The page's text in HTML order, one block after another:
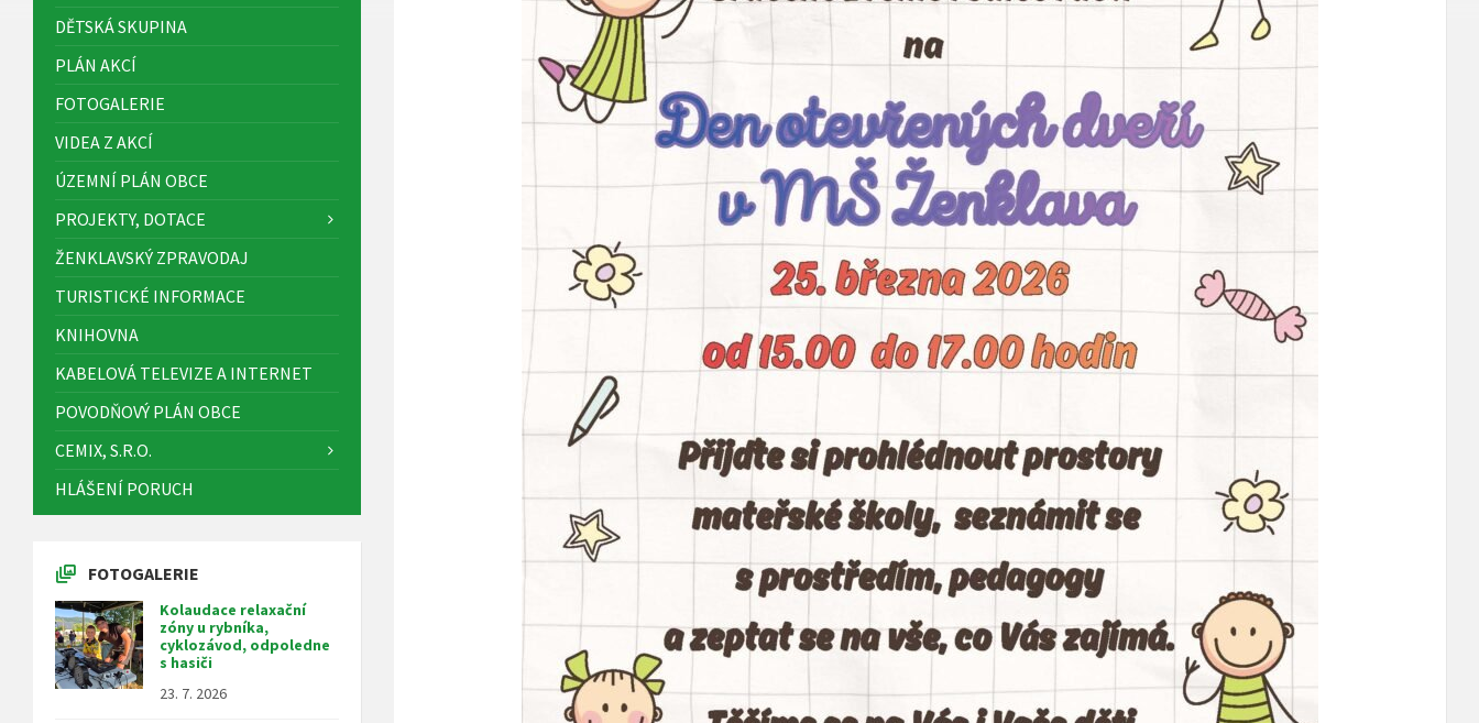
DĚTSKÁ SKUPINA
PLÁN AKCÍ
FOTOGALERIE
VIDEA Z AKCÍ
ÚZEMNÍ PLÁN OBCE
PROJEKTY, DOTACE
ŽENKLAVSKÝ ZPRAVODAJ
TURISTICKÉ INFORMACE
KNIHOVNA
KABELOVÁ TELEVIZE A INTERNET
POVODŇOVÝ PLÁN OBCE
CEMIX, S.R.O.
HLÁŠENÍ PORUCH
FOTOGALERIE
Kolaudace relaxační
zóny u rybníka,
cyklozávod, odpoledne
s hasiči
23. 7. 2026